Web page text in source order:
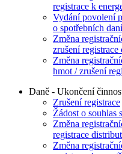
registrace k
Vydání povolení
o spotřebních
Změna
zrušení
Změna
hmot / zrušení
Daně - Ukončení
Zrušení registrace
Žádost o souhlas
Změna
registrace
Změna